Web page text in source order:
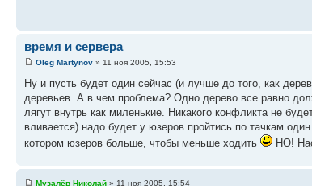
время и сервера
Oleg Martynov » 11 ноя 2005, 15:53
Ну и пусть будет один сейчас (и лучше до того, как
деревьев. А в чем проблема? Одно дерево все равно
лягут внутрь как миленькие. Никакого конфликта не
вливается) надо будет у юзеров пройтись по тачкам
котором юзеров больше, чтобы меньше ходить
НО!
Музалёв Николай » 11 ноя 2005, 15:54